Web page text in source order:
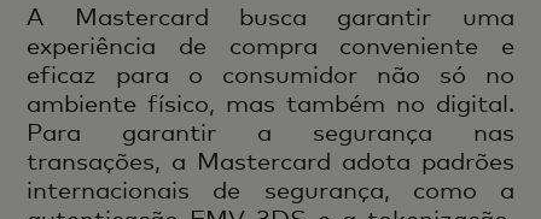
A Mastercard busca garantir uma
experiência de compra conveniente e
eficaz para o consumidor não só no
ambiente físico, mas também no digital.
Para garantir a segurança nas
transações, a Mastercard adota padrões
internacionais de segurança, como a